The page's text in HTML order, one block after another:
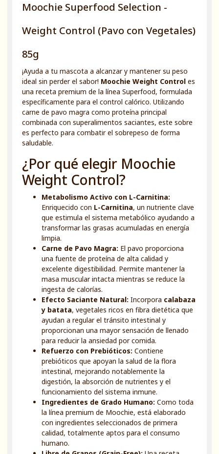
Moochie Superfood Selection -
Weight Control (Pavo con Vegetales)
85g
¡Ayuda a tu mascota a alcanzar y mantener su peso
ideal sin perder el sabor! Moochie Weight Control es
una receta premium de la línea Superfood, formulada
específicamente para el control calórico. Utilizando
carne de pavo magra como proteína principal
combinada con superalimentos saciantes, este sobre
es perfecto para combatir el sobrepeso de forma
saludable.
¿Por qué elegir Moochie
Weight Control?
Metabolismo Activo con L-Carnitina:
Enriquecido con L-Carnitina, un nutriente clave
que estimula el sistema metabólico ayudando a
transformar las grasas acumuladas en energía
limpia.
Carne de Pavo Magra: El pavo proporciona
una fuente de proteína de alta calidad y
excelente digestibilidad. Permite mantener la
masa muscular intacta mientras se reduce la
ingesta de calorías.
Efecto Saciante Natural: Incorpora calabaza
y batata, vegetales ricos en fibra dietética que
ayudan a regular el tránsito intestinal y
proporcionan una mayor sensación de llenado
para reducir la ansiedad por comida.
Refuerzo con Prebióticos: Contiene
prebióticos que apoyan la salud de la flora
intestinal, mejorando notablemente la
digestión, la absorción de nutrientes y el
funcionamiento del sistema inmune.
Ingredientes de Grado Humano: Como toda
la línea premium de Moochie, está elaborado
con ingredientes seleccionados de primera
calidad, totalmente aptos para el consumo
humano.